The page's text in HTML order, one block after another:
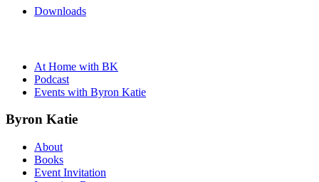
Downloads
At Home with BK
Podcast
Events with Byron Katie
Byron Katie
About
Books
Event Invitation